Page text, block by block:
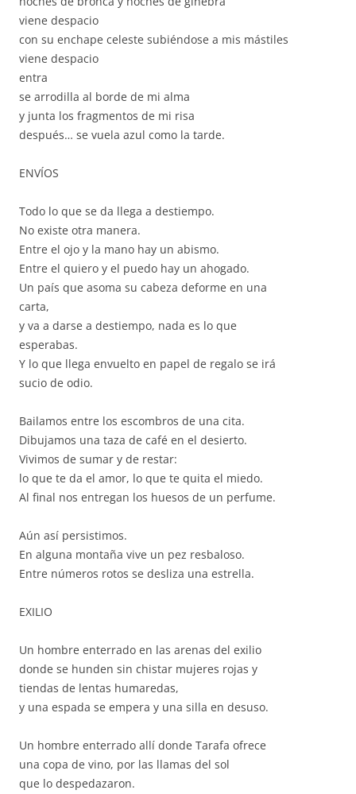
viene despacio
con su enchape celeste subiéndose a mis mástiles
viene despacio
entra
se arrodilla al borde de mi alma
y junta los fragmentos de mi risa
después… se vuela azul como la tarde.
ENVÍOS
Todo lo que se da llega a destiempo.
No existe otra manera.
Entre el ojo y la mano hay un abismo.
Entre el quiero y el puedo hay un ahogado.
Un país que asoma su cabeza deforme en una
carta,
y va a darse a destiempo, nada es lo que
esperabas.
Y lo que llega envuelto en papel de regalo se irá
sucio de odio.
Bailamos entre los escombros de una cita.
Dibujamos una taza de café en el desierto.
Vivimos de sumar y de restar:
lo que te da el amor, lo que te quita el miedo.
Al final nos entregan los huesos de un perfume.
Aún así persistimos.
En alguna montaña vive un pez resbaloso.
Entre números rotos se desliza una estrella.
EXILIO
Un hombre enterrado en las arenas del exilio
donde se hunden sin chistar mujeres rojas y
tiendas de lentas humaredas,
y una espada se empera y una silla en desuso.
Un hombre enterrado allí donde Tarafa ofrece
una copa de vino, por las llamas del sol
que lo despedazaron.